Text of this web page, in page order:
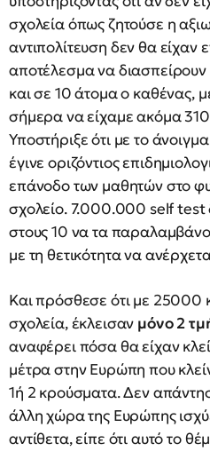
σχολεία όπως ζητούσε η
αντιπολίτευση δεν θα είχαν
αποτέλεσμα να
και σε 10 άτομα ο καθένας,
σήμερα να είχαμε ακόμα
Υποστήριξε ότι με το
έγινε οριζόντιος
επάνοδο των μαθητών στο
σχολείο. 7.000.000 self test
στους 10 να τα
με τη θετικότητα να
Και πρόσθεσε ότι με 25000
σχολεία, έκλεισαν μόνο 2
αναφέρει πόσα θα είχαν
μέτρα στην Ευρώπη που
1ή 2 κρούσματα. Δεν
άλλη χώρα της Ευρώπης
αντίθετα, είπε ότι αυτό το